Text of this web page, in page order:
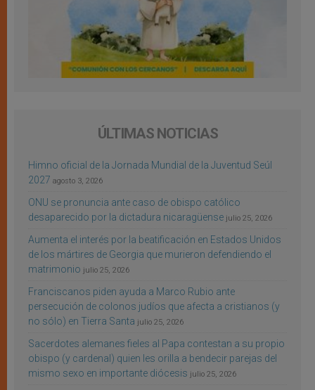
ÚLTIMAS NOTICIAS
Himno oficial de la Jornada Mundial de la Juventud Seúl
2027 agosto 3, 2026
ONU se pronuncia ante caso de obispo católico
desaparecido por la dictadura nicaragüense julio 25, 2026
Aumenta el interés por la beatificación en Estados Unidos
de los mártires de Georgia que murieron defendiendo el
matrimonio julio 25, 2026
Franciscanos piden ayuda a Marco Rubio ante
persecución de colonos judíos que afecta a cristianos (y
no sólo) en Tierra Santa julio 25, 2026
Sacerdotes alemanes fieles al Papa contestan a su propio
obispo (y cardenal) quien les orilla a bendecir parejas del
mismo sexo en importante diócesis julio 25, 2026